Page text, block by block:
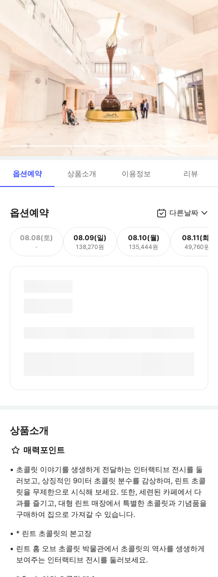
옵션예약 상품소개 이용정보 리뷰
옵션예약 다른날짜
08.08(토)
-
08.09(일)
138,270원
08.10(월)
135,444원
08.11(화)
49,760원
상품소개
매력포인트
초콜릿 이야기를 생생하게 전달하는 인터랙티브 전시를 둘
러보고, 상징적인 9미터 초콜릿 분수를 감상하며, 린트 초콜
릿을 무제한으로 시식해 보세요. 또한, 세련된 카페에서 다
과를 즐기고, 대형 린트 매장에서 특별한 초콜릿과 기념품을
구매하여 집으로 가져갈 수 있습니다.
* 린트 초콜릿의 본고장
린트 홈 오브 초콜릿 박물관에서 초콜릿의 역사를 생생하게
보여주는 인터랙티브 전시를 둘러보세요.